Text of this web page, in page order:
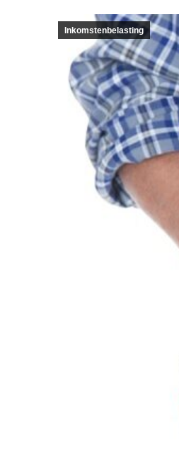
Inkomstenbelasting